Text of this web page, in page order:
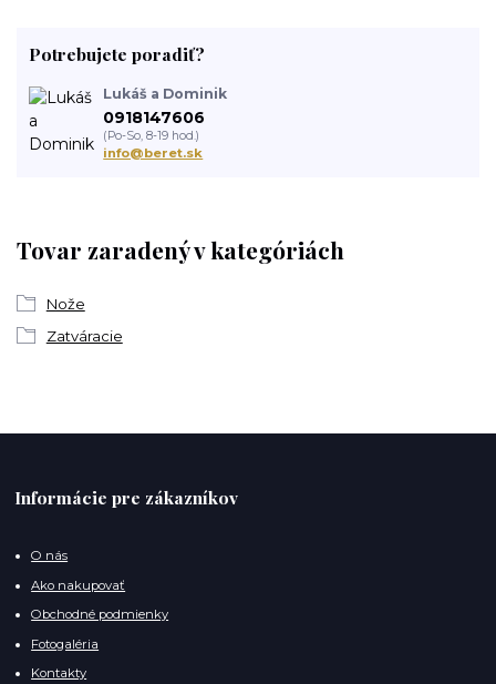
Tovar zaradený v kategóriách
Nože
Zatváracie
Potrebujete poradiť?
Lukáš a Dominik
0918147606
(Po-So, 8-19 hod.)
info@beret.sk
Informácie pre zákazníkov
O nás
Ako nakupovať
Obchodné podmienky
Fotogaléria
Kontakty